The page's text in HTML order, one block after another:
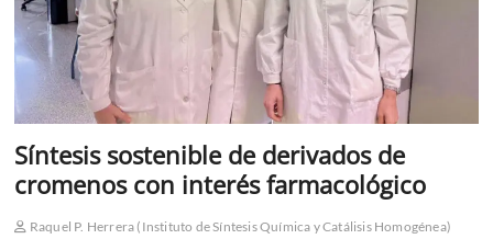
Síntesis sostenible de derivados de
cromenos con interés farmacológico
Raquel P. Herrera (Instituto de Síntesis Química y Catálisis Homogénea)